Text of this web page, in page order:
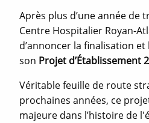
Après plus d’une année de
Centre Hospitalier Royan-
d’annoncer la finalisation
son Projet d’Établissement
Véritable feuille de route
prochaines années, ce
majeure dans l’histoire de